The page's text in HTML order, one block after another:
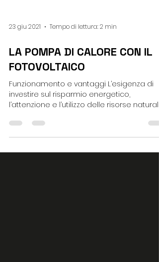
23 giu 2021 Tempo di lettura: 2 min
LA POMPA DI CALORE CON IL
FOTOVOLTAICO
investire sul risparmio energetico,
l’attenzione e l’utilizzo delle risorse naturali